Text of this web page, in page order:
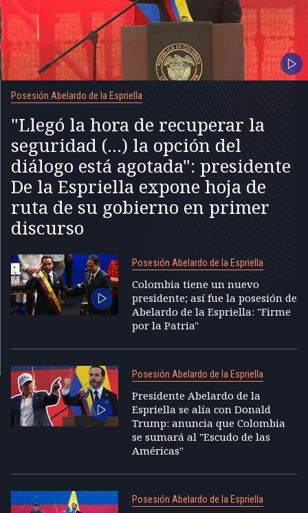
Posesión Abelardo de la Espriella
"Llegó la hora de recuperar la
seguridad (...) la opción del
diálogo está agotada": presidente
De la Espriella expone hoja de
ruta de su gobierno en primer
discurso
Posesión Abelardo de la Espriella
Colombia tiene un nuevo
presidente; así fue la posesión de
Abelardo de la Espriella: "Firme
por la Patria"
Posesión Abelardo de la Espriella
Presidente Abelardo de la
Espriella se alía con Donald
Trump: anuncia que Colombia
se sumará al "Escudo de las
Américas"
Posesión Abelardo de la Espriella